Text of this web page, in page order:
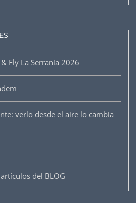
Fly La Serranía 2026
verlo desde el aire lo cambia
del BLOG